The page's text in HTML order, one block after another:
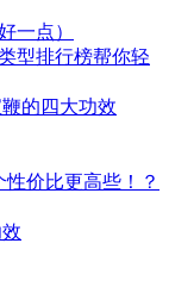
一点）
型排行榜帮你轻
的四大功效
价比更高些！？